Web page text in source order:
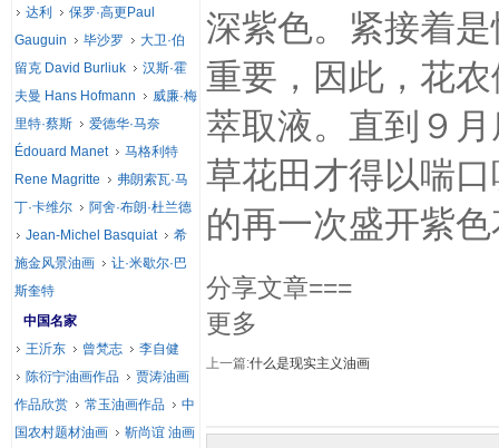
深紫色。紧接着
重要，因此，花
萃取液。直到９
草花田才得以喘
的再一次盛开紫
分享文章===
更多
上一篇:什么是现实主义油画
达利
保罗·高更Paul
Gauguin
毕沙罗
大卫·伯
留克 David Burliuk
汉斯·霍
夫曼 Hans Hofmann
威廉·梅
里特·蔡斯
爱德华·马奈
Édouard Manet
马格利特
Rene Magritte
弗朗索瓦·马
丁·卡维尔
阿舍·布朗·杜兰德
Jean-Michel Basquiat
希
施金风景油画
让·米歇尔·巴
斯奎特
中国名家
王沂东
曾梵志
李自健
陈衍宁油画作品
贾涛油画
作品欣赏
常玉油画作品
中
国农村题材油画
靳尚谊 油画